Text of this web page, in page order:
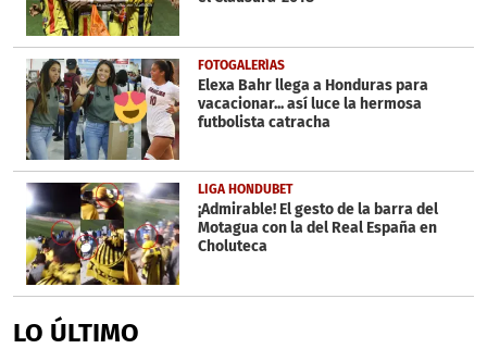
FOTOGALERÍAS
Elexa Bahr llega a Honduras para
vacacionar... así luce la hermosa
futbolista catracha
LIGA HONDUBET
¡Admirable! El gesto de la barra del
Motagua con la del Real España en
Choluteca
LO ÚLTIMO